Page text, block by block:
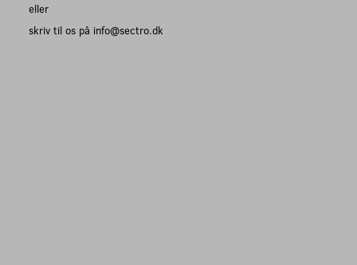
eller
skriv til os på info@sectro.dk